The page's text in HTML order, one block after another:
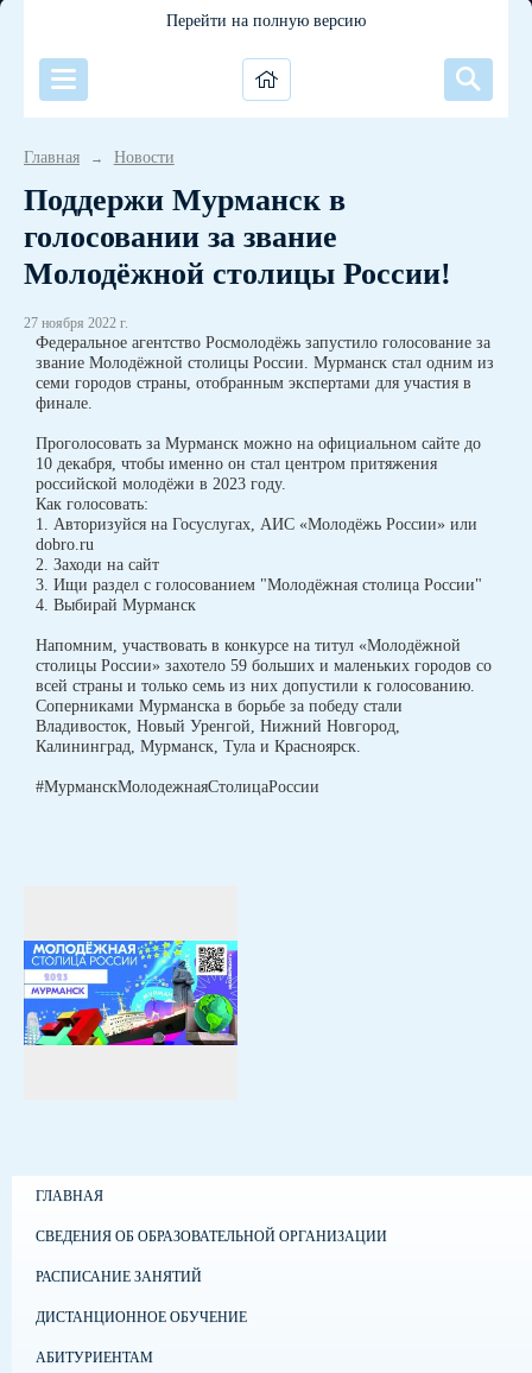
Перейти на полную версию
Главная → Новости
Поддержи Мурманск в
голосовании за звание
Молодёжной столицы России!
27 ноября 2022 г.
Федеральное агентство Росмолодёжь запустило голосование за
звание Молодёжной столицы России. Мурманск стал одним из
семи городов страны, отобранным экспертами для участия в
финале.
Проголосовать за Мурманск можно на официальном сайте до
10 декабря, чтобы именно он стал центром притяжения
российской молодёжи в 2023 году.
Как голосовать:
1. Авторизуйся на Госуслугах, АИС «Молодёжь России» или
dobro.ru
2. Заходи на сайт
3. Ищи раздел с голосованием "Молодёжная столица России"
4. Выбирай Мурманск
Напомним, участвовать в конкурсе на титул «Молодёжной
столицы России» захотело 59 больших и маленьких городов со
всей страны и только семь из них допустили к голосованию.
Соперниками Мурманска в борьбе за победу стали
Владивосток, Новый Уренгой, Нижний Новгород,
Калининград, Мурманск, Тула и Красноярск.
#МурманскМолодежнаяСтолицаРоссии
ГЛАВНАЯ
СВЕДЕНИЯ ОБ ОБРАЗОВАТЕЛЬНОЙ ОРГАНИЗАЦИИ
РАСПИСАНИЕ ЗАНЯТИЙ
ДИСТАНЦИОННОЕ ОБУЧЕНИЕ
АБИТУРИЕНТАМ